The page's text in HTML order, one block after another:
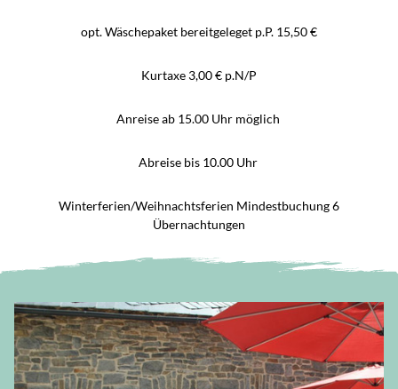
opt. Wäschepaket bereitgeleget p.P. 15,50 €
Kurtaxe 3,00 € p.N/P
Anreise ab 15.00 Uhr möglich
Abreise bis 10.00 Uhr
Winterferien/Weihnachtsferien Mindestbuchung 6
Übernachtungen